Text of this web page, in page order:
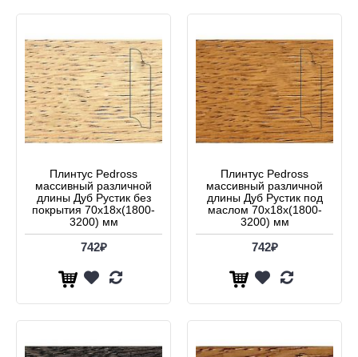
Плинтус Pedross
массивный различной
длины Дуб Рустик без
покрытия 70x18x(1800-
3200) мм
742₽
Плинтус Pedross
массивный различной
длины Дуб Рустик под
маслом 70x18x(1800-
3200) мм
742₽